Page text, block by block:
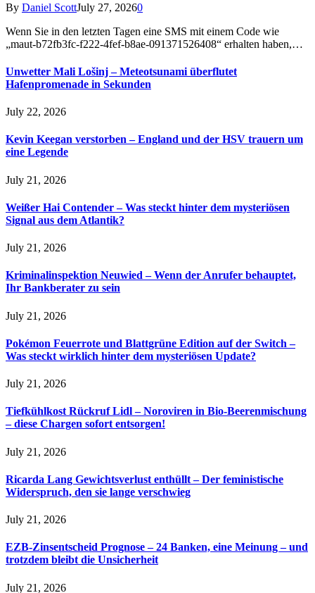
By Daniel ScottJuly 27, 20260
Wenn Sie in den letzten Tagen eine SMS mit einem Code wie
„maut-b72fb3fc-f222-4fef-b8ae-091371526408“ erhalten haben,…
Unwetter Mali Lošinj – Meteotsunami überflutet
Hafenpromenade in Sekunden
July 22, 2026
Kevin Keegan verstorben – England und der HSV trauern um
eine Legende
July 21, 2026
Weißer Hai Contender – Was steckt hinter dem mysteriösen
Signal aus dem Atlantik?
July 21, 2026
Kriminalinspektion Neuwied – Wenn der Anrufer behauptet,
Ihr Bankberater zu sein
July 21, 2026
Pokémon Feuerrote und Blattgrüne Edition auf der Switch –
Was steckt wirklich hinter dem mysteriösen Update?
July 21, 2026
Tiefkühlkost Rückruf Lidl – Noroviren in Bio-Beerenmischung
– diese Chargen sofort entsorgen!
July 21, 2026
Ricarda Lang Gewichtsverlust enthüllt – Der feministische
Widerspruch, den sie lange verschwieg
July 21, 2026
EZB-Zinsentscheid Prognose – 24 Banken, eine Meinung – und
trotzdem bleibt die Unsicherheit
July 21, 2026